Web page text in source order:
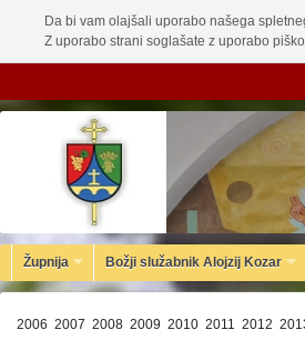
Da bi vam olajšali uporabo našega
Z uporabo strani soglašate z uporabo
Župnija Božji služabnik Alojzij Kozar
2006 2007 2008 2009 2010 2011 2012